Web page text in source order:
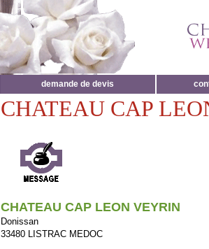
demande de devis
CHATEAU CAP
CHATEAU CAP LEON VEYRIN
Donissan
33480 LISTRAC MEDOC